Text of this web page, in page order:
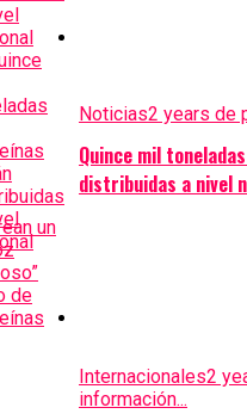
Noticias2 years de
Quince mil
distribuidas a nivel
Internacionales2
información...